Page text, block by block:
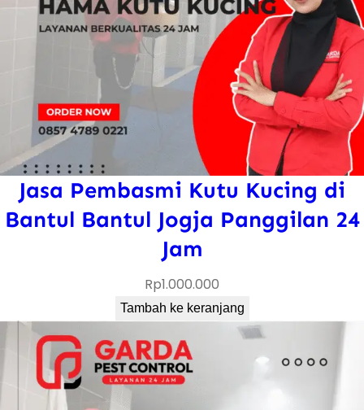
Jasa Pembasmi Kutu Kucing di
Bantul Bantul Jogja Panggilan 24
Jam
Rp1.000.000
Tambah ke keranjang